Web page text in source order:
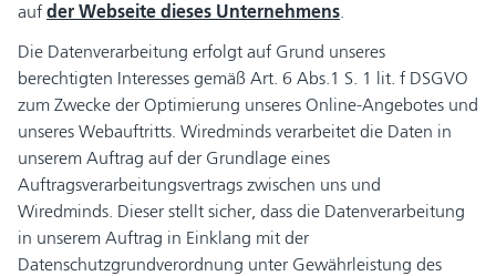
auf der Webseite dieses Unternehmens.
Die Datenverarbeitung erfolgt auf Grund unseres
berechtigten Interesses gemäß Art. 6 Abs.1 S. 1 lit. f DSGVO
zum Zwecke der Optimierung unseres Online-Angebotes und
unseres Webauftritts. Wiredminds verarbeitet die Daten in
unserem Auftrag auf der Grundlage eines
Auftragsverarbeitungsvertrags zwischen uns und
Wiredminds. Dieser stellt sicher, dass die Datenverarbeitung
in unserem Auftrag in Einklang mit der
Datenschutzgrundverordnung unter Gewährleistung des